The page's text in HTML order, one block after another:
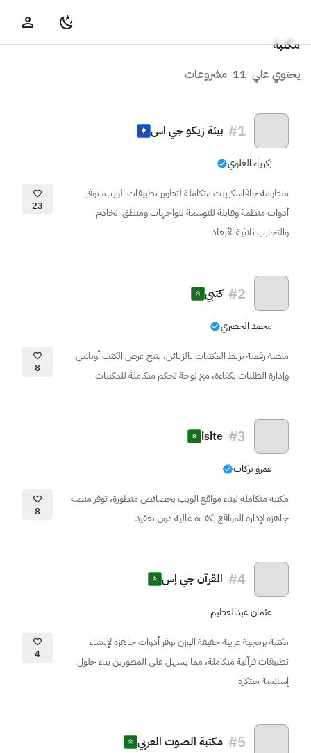
مكتبة
يحتوي علي 11 مشروعات
#1 بيئة زيكو جي اس
زكرياء العلوي
منظومة جافاسكريبت متكاملة لتطوير تطبيقات الويب، توفر
أدوات منظمة وقابلة للتوسعة للواجهات ومنطق الخادم
والتجارب ثلاثية الأبعاد
23
#2 كتبي
محمد الخضري
منصة رقمية تربط المكتبات بالزبائن، تتيح عرض الكتب أونلاين
وإدارة الطلبات بكفاءة، مع لوحة تحكم متكاملة للمكتبات
8
#3
isite
عمرو بركات
مكتبة متكاملة لبناء مواقع الويب بخصائص متطورة، توفر منصة
جاهزة لإدارة المواقع بكفاءة عالية دون تعقيد
8
#4 القرآن جي إس
عثمان عبدالعظيم
مكتبة برمجية عربية خفيفة الوزن توفر أدوات جاهزة لإنشاء
تطبيقات قرآنية متكاملة، مما يسهل على المطورين بناء حلول
إسلامية مبتكرة
4
#5 مكتبة الصوت العربي